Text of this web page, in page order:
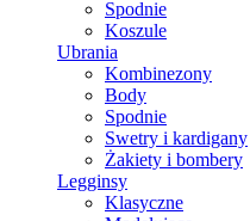
Spodnie
Koszule
Ubrania
Kombinezony
Body
Spodnie
Swetry i kardigany
Żakiety i bombery
Legginsy
Klasyczne